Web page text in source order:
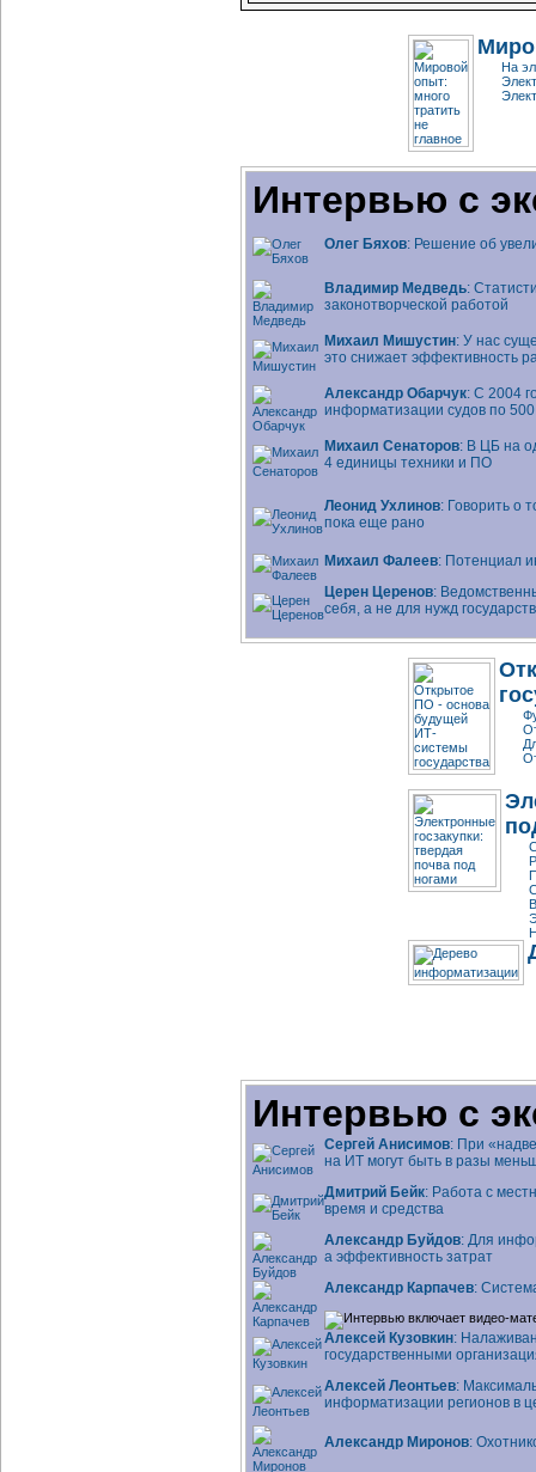
На
Интервью с
Олег Бяхов: Решение об
Владимир Медведь:
законотворческой работой
Михаил Мишустин: У нас
это снижает эффективность
Александр Обарчук: С 2004
информатизации судов по
Михаил Сенаторов: В ЦБ на
4 единицы техники и ПО
Леонид Ухлинов: Говорить о
пока еще рано
Михаил Фалеев: Потенциал
Церен Церенов:
себя, а не для нужд
Интервью с
Сергей Анисимов: При
на ИТ могут быть в разы
Дмитрий Бейк: Работа с
время и средства
Александр Буйдов: Для
а эффективность затрат
Александр Карпачев:
Алексей Кузовкин:
государственными
Алексей Леонтьев:
информатизации регионов в
Александр Миронов: